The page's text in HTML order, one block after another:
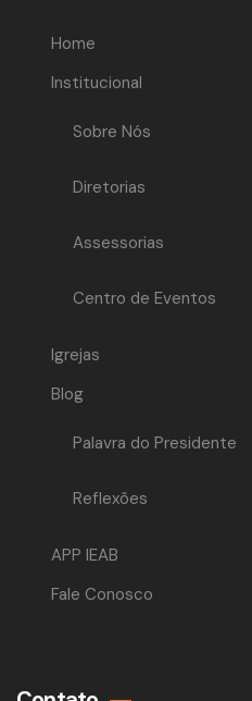
Home
Institucional
Sobre Nós
Diretorias
Assessorias
Centro de Eventos
Igrejas
Blog
Palavra do Presidente
Reflexões
APP IEAB
Fale Conosco